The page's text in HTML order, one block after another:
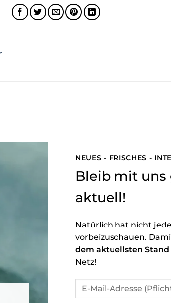
NEUES - FRISCHES -
Bleib mit uns
aktuell!
Natürlich hat nicht
vorbeizuschauen.
dem aktuellsten Stand
Netz!